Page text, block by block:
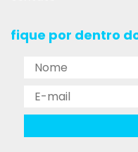
fique por dentro